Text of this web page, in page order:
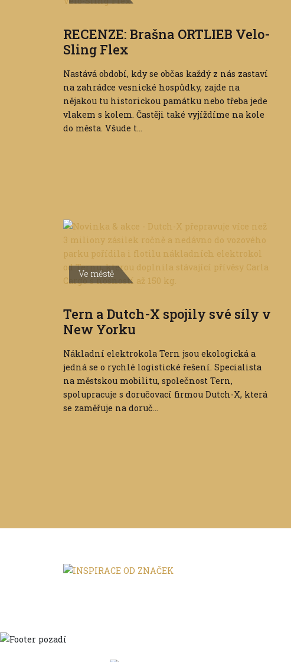
RECENZE: Brašna ORTLIEB Velo-
Sling Flex
Nastává období, kdy se občas každý z nás zastaví
na zahrádce vesnické hospůdky, zajde na
nějakou tu historickou památku nebo třeba jede
vlakem s kolem. Častěji také vyjíždíme na kole
do města. Všude t...
Ve městě
Tern a Dutch-X spojily své síly v
New Yorku
Nákladní elektrokola Tern jsou ekologická a
jedná se o rychlé logistické řešení. Specialista
na městskou mobilitu, společnost Tern,
spolupracuje s doručovací firmou Dutch-X, která
se zaměřuje na doruč...